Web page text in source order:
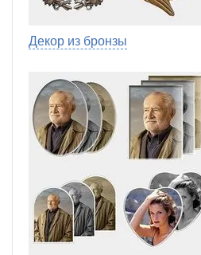
Декор из бронзы